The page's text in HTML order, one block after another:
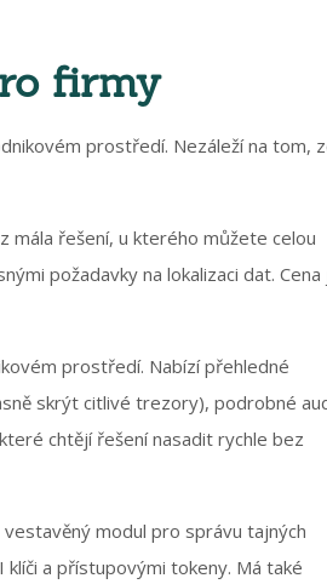
firmy
prostředí. Nezáleží na tom,
mála řešení, u kterého můžete celou
požadavky na lokalizaci dat. Cena
prostředí. Nabízí přehledné
skrýt citlivé trezory), podrobné
chtějí řešení nasadit rychle bez
modul pro správu tajných
a přístupovými tokeny. Má také